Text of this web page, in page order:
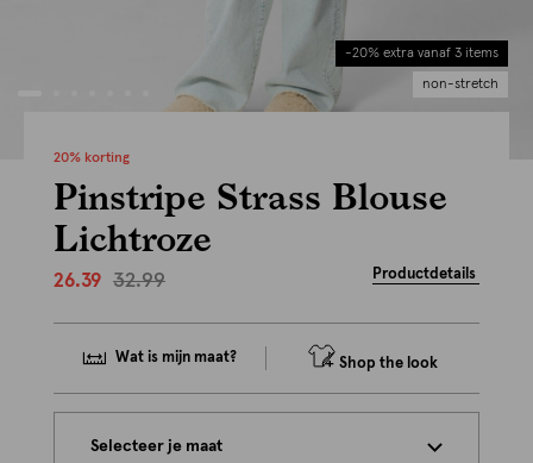
-20% extra vanaf 3 items
non-stretch
20% korting
Pinstripe Strass Blouse
Lichtroze
26.39 32.99 Productdetails
Wat is mijn maat? Shop the look
Selecteer je maat